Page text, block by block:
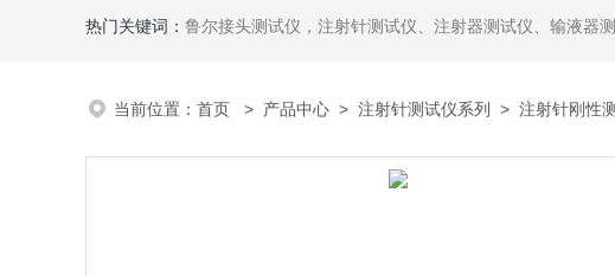
热门关键词： 鲁尔接头测试仪，注射针测试仪、注射器测试仪、输液器测试仪、手术刀测试仪、缝合针线测
当前位置： 首页 > 产品中心 > 注射针测试仪系列 > 注射针刚性